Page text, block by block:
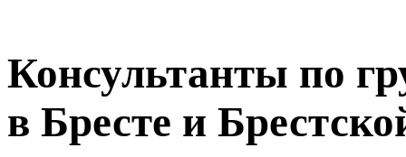
Консультанты по
в Бресте и